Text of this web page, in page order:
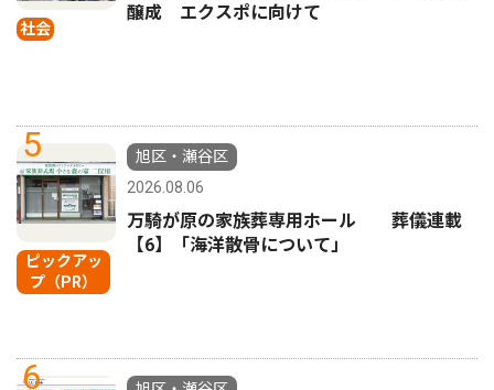
社会
醸成 エクスポに向けて
5
ピックアッ
プ（PR）
旭区・瀬谷区
2026.08.06
万騎が原の家族葬専用ホール 葬儀連載
【6】「海洋散骨について」
6